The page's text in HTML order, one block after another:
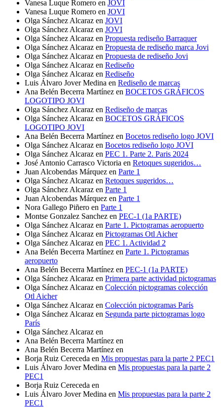
Vanesa Luque Romero en JOVI
Vanesa Luque Romero en JOVI
Olga Sánchez Alcaraz en JOVI
Olga Sánchez Alcaraz en JOVI
Olga Sánchez Alcaraz en Propuesta rediseño Barraquer
Olga Sánchez Alcaraz en Propuesta de rediseño marca Jovi
Olga Sánchez Alcaraz en Propuesta de rediseño Jovi
Olga Sánchez Alcaraz en Rediseño
Olga Sánchez Alcaraz en Rediseño
Luis Álvaro Jover Medina en Rediseño de marcas
Ana Belén Becerra Martínez en BOCETOS GRÁFICOS
LOGOTIPO JOVI
Olga Sánchez Alcaraz en Rediseño de marcas
Olga Sánchez Alcaraz en BOCETOS GRÁFICOS
LOGOTIPO JOVI
Ana Belén Becerra Martínez en Bocetos rediseño logo JOVI
Olga Sánchez Alcaraz en Bocetos rediseño logo JOVI
Olga Sánchez Alcaraz en PEC 1. Parte 2. Paris 2024
José Antonio Carrasco Victoria en Retoques sugeridos…
Juan Alcobendas Márquez en Parte 1
Olga Sánchez Alcaraz en Retoques sugeridos…
Olga Sánchez Alcaraz en Parte 1
Juan Alcobendas Márquez en Parte 1
Nora Gallego Piñero en Parte 1
Montse Gonzalez Sanchez en PEC-1 (1a PARTE)
Olga Sánchez Alcaraz en Parte 1. Pictogramas aeropuerto
Olga Sánchez Alcaraz en Pictogramas Otl Aicher
Olga Sánchez Alcaraz en PEC 1. Actividad 2
Ana Belén Becerra Martínez en Parte 1. Pictogramas
aeropuerto
Ana Belén Becerra Martínez en PEC-1 (1a PARTE)
Olga Sánchez Alcaraz en Primera parte actividad pictogramas
Olga Sánchez Alcaraz en Colección pictogramas colección
Otl Aicher
Olga Sánchez Alcaraz en Colección pictogramas París
Olga Sánchez Alcaraz en Segunda parte pictogramas logo
París
Olga Sánchez Alcaraz en
Ana Belén Becerra Martínez en
Ana Belén Becerra Martínez en
Borja Ruiz Cereceda en Mis propuestas para la parte 2 PEC1
Luis Álvaro Jover Medina en Mis propuestas para la parte 2
PEC1
Borja Ruiz Cereceda en
Luis Álvaro Jover Medina en Mis propuestas para la parte 2
PEC1